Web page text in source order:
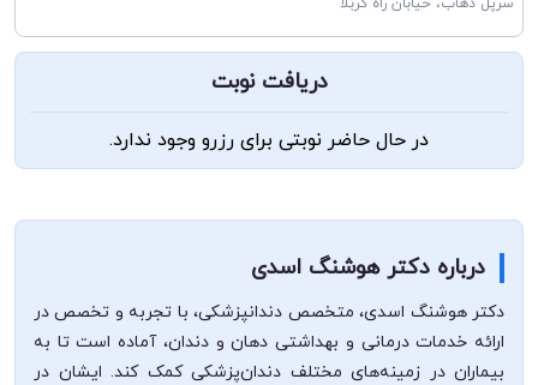
دریافت نوبت
در حال حاضر نوبتی برای رزرو وجود ندارد.
درباره دکتر هوشنگ اسدی
دکتر هوشنگ اسدی، متخصص دندانپزشکی، با تجربه و تخصص در
ارائه خدمات درمانی و بهداشتی دهان و دندان، آماده است تا به
بیماران در زمینه‌های مختلف دندان‌پزشکی کمک کند. ایشان در